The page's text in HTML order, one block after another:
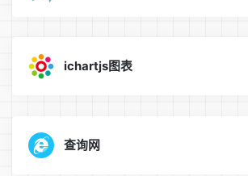
ichartjs图表
查询网